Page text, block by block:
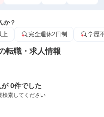
か？
上 完全週休2日制 学歴
転職・求人情報
0件でした
検索してください